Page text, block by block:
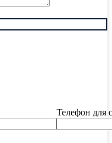
Телефон для